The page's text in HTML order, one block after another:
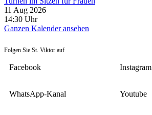
11 Aug 2026
14:30 Uhr
Ganzen Kalender ansehen
Folgen Sie St. Viktor auf
Facebook Instagram
WhatsApp-Kanal Youtube